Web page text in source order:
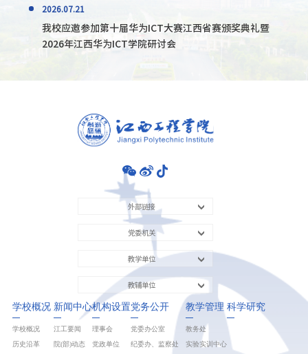
2026.07.21
我校应邀参加第十届华为ICT大赛江西省赛颁奖典礼暨
2026年江西华为ICT学院研讨会
外部链接
党委机关
教学单位
教辅单位
学校概况
学校概况
历史沿革
新闻中心
江工要闻
院(部)动态
机构设置
理事会
党政单位
党务公开
党委办公室
纪委办、监察处
教学管理
教务处
实验实训中心
科学研究